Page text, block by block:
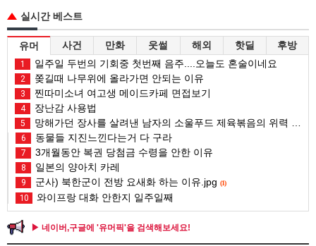
실시간 베스트
유머 사건 만화 웃썰 해외 핫딜 후방
1 일주일 두번의 기회중 첫번째 음주....오늘도 혼술이네요
2 쫒길때 나무위에 올라가면 안되는 이유
3 찐따미소녀 여고생 메이드카페 면접보기
4 장난감 사용법
5 망해가던 장사를 살려낸 남자의 소울푸드 제육볶음의 위력 ㅋㅋ
6 동물들 지진느낀다는거 다 구라
7 3개월동안 복권 당첨금 수령을 안한 이유
8 일본의 양아치 카레
9 군사) 북한군이 전방 요새화 하는 이유.jpg (1)
10 와이프랑 대화 안한지 일주일째
▶ 네이버,구글에 '유머픽'을 검색해보세요!